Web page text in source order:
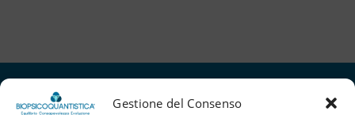
Gestione del Consenso